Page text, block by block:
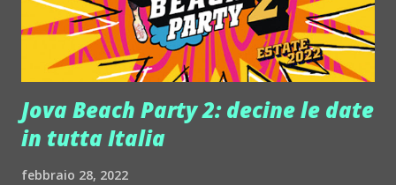
sabato gli artisti VL si spostano al Peter Pan di Riccione
(RN). Costez è un brand simbolo di divertimento, ...
Jova Beach Party 2: decine le date
in tutta Italia
febbraio 28, 2022